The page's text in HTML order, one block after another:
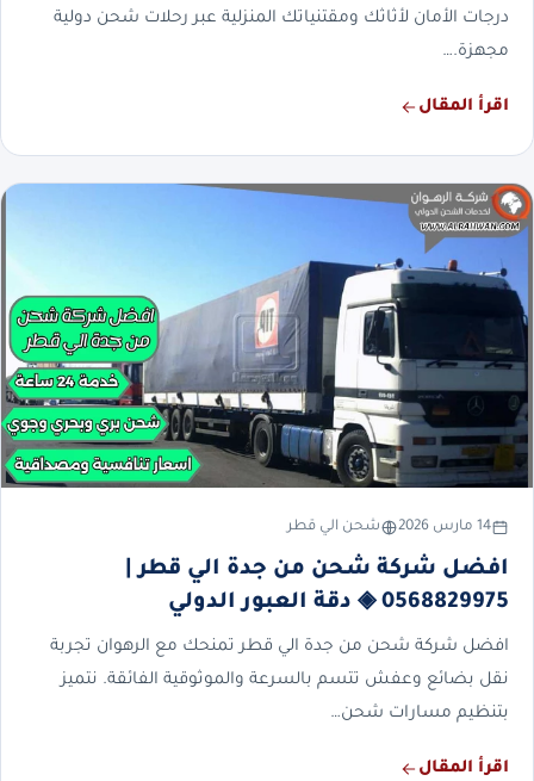
درجات الأمان لأثاثك ومقتنياتك المنزلية عبر رحلات شحن دولية
مجهزة.…
اقرأ المقال
14 مارس 2026 شحن الي قطر
افضل شركة شحن من جدة الي قطر |
0568829975 ◈ دقة العبور الدولي
افضل شركة شحن من جدة الي قطر تمنحك مع الرهوان تجربة
نقل بضائع وعفش تتسم بالسرعة والموثوقية الفائقة. نتميز
بتنظيم مسارات شحن…
اقرأ المقال